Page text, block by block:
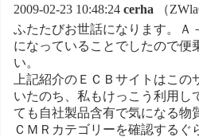
2009-02-23 10:48:24 cerha （
ふたたびお世話になります。Ａ
になっていることでしたので便
い。
上記紹介のＥＣＢサイトはこ
いたのち、私もけっこう利用し
ても自社製品含有で気になる物
ＣＭＲカテゴリーを確認するぐ